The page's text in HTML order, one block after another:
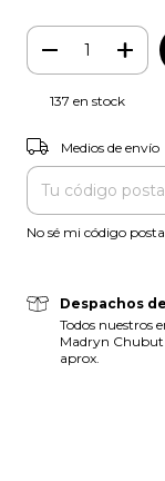
137 en stock
Entregas para el CP:
Medios de envío
No sé mi código
Despachos
Todos nuestros
Madryn Chubut
aprox.